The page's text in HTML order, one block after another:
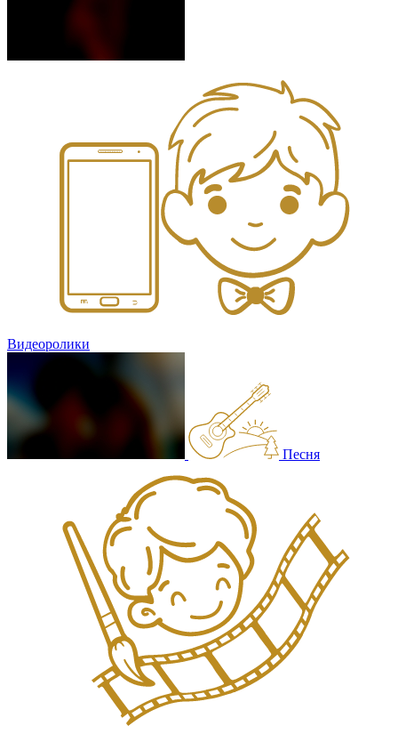
Видеоролики
Песня